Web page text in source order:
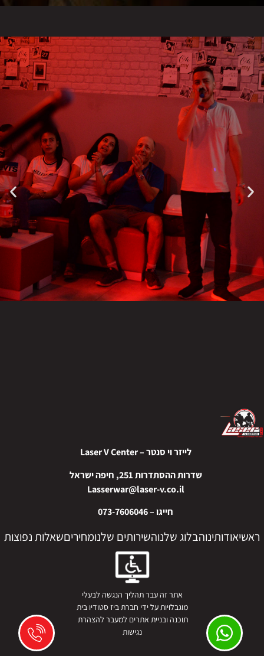
לייזר וי סנטר – Laser V Center
שדרות ההסתדרות 251, חיפה ישראל
Lasserwar@laser-v.co.il
חייגו –073-7606046
ראשיאודותינוהבלוג שלנוהשירותים שלנומחיריםשאלות נפוצות
אתר זה עבר תהליך הנגשה לבעלי
מוגבלויות על ידי חברת ביז סטודיו בית
תוכנה ובניית אתרים למעבר להצהרת
נגישות